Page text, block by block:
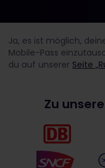
Ja, es ist möglich,
Mobile-Pass
du auf unserer Seite
Zu